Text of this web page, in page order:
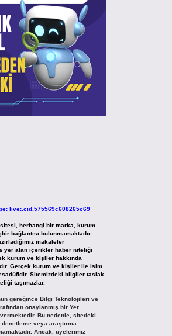
live:.cid.575569c608265c69
herhangi bir marka, kurum
bağlantısı bulunmamaktadır.
makaleler
yer alan içerikler haber niteliği
kurum ve kişiler hakkında
Gerçek kurum ve kişiler ile isim
Sitemizdeki bilgiler taslak
taşımazlar.
gereğince Bilgi Teknolojileri ve
onaylanmış bir Yer
Bu nedenle, sitedeki
veya araştırma
Ancak, üyelerimiz